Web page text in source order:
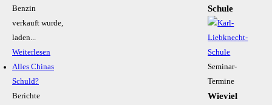
Benzin
verkauft wurde,
laden...
Weiterlesen
Alles Chinas
Schuld?
Berichte
Schule
Seminar-
Termine
Wieviel